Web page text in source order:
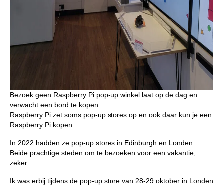
Bezoek geen Raspberry Pi pop-up winkel laat op de dag en
verwacht een bord te kopen...
Raspberry Pi zet soms pop-up stores op en ook daar kun je een
Raspberry Pi kopen.
In 2022 hadden ze pop-up stores in Edinburgh en Londen.
Beide prachtige steden om te bezoeken voor een vakantie,
zeker.
Ik was erbij tijdens de pop-up store van 28-29 oktober in Londen